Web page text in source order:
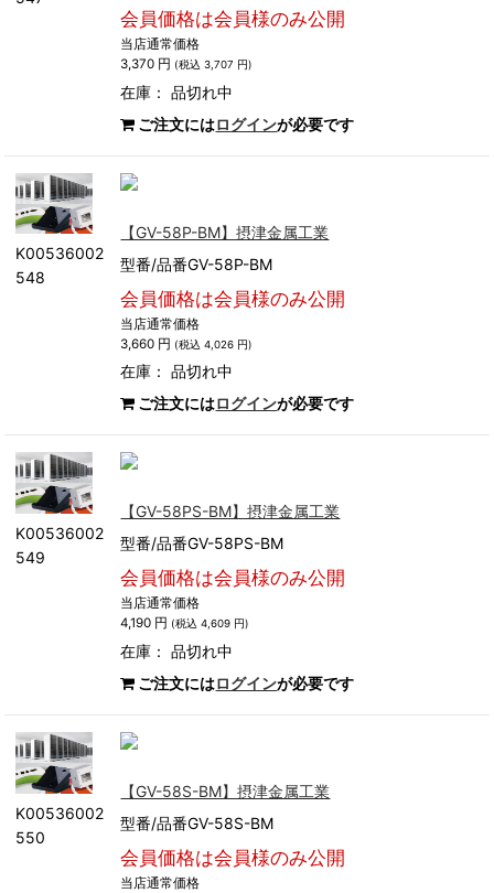
会員価格は会員様のみ公開
当店通常価格
3,370 円 (税込 3,707 円)
在庫：品切れ中
ご注文にはログインが必要です
K00536002
548
【GV-58P-BM】摂津金属工業
型番/品番GV-58P-BM
会員価格は会員様のみ公開
当店通常価格
3,660 円 (税込 4,026 円)
在庫：品切れ中
ご注文にはログインが必要です
K00536002
549
【GV-58PS-BM】摂津金属工業
型番/品番GV-58PS-BM
会員価格は会員様のみ公開
当店通常価格
4,190 円 (税込 4,609 円)
在庫：品切れ中
ご注文にはログインが必要です
K00536002
550
【GV-58S-BM】摂津金属工業
型番/品番GV-58S-BM
会員価格は会員様のみ公開
当店通常価格